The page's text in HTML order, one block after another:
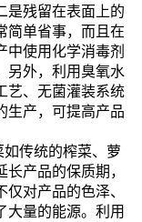
是残留在表面上的
简单省事，而且在
中使用化学消毒剂
另外，利用臭氧水
艺、无菌灌装系统
生产，可提高产品
传统的榨菜、萝
长产品的保质期，
对产品的色泽、
大量的能源。利用